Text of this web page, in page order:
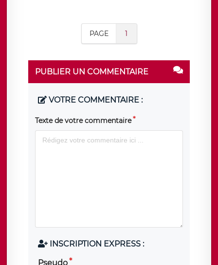
PAGE 1
PUBLIER UN COMMENTAIRE
VOTRE COMMENTAIRE :
Texte de votre commentaire
INSCRIPTION EXPRESS :
Pseudo